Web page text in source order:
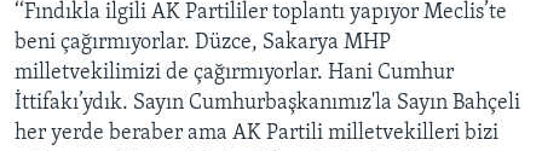
‘‘Fındıkla ilgili AK Partililer toplantı yapıyor Meclis’te
beni çağırmıyorlar. Düzce, Sakarya MHP
milletvekilimizi de çağırmıyorlar. Hani Cumhur
İttifakı’ydık. Sayın Cumhurbaşkanımız'la Sayın Bahçeli
her yerde beraber ama AK Partili milletvekilleri bizi